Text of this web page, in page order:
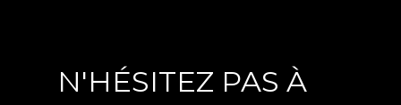
N'HÉSITEZ PAS À